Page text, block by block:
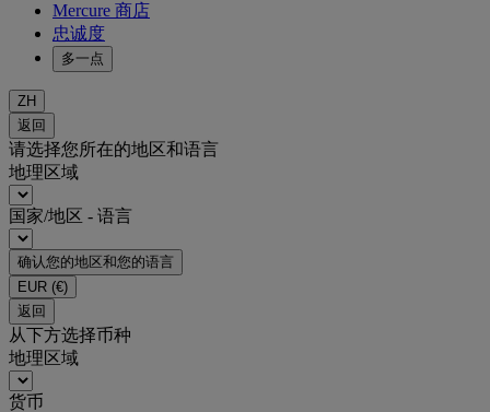
Mercure 商店
忠诚度
多一点
ZH
返回
请选择您所在的地区和语言
地理区域
国家/地区 - 语言
确认您的地区和您的语言
EUR (€)
返回
从下方选择币种
地理区域
货币